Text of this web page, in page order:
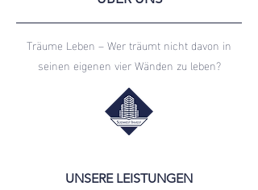
Träume Leben – Wer träumt nicht davon in
seinen eigenen vier Wänden zu leben?
UNSERE LEISTUNGEN